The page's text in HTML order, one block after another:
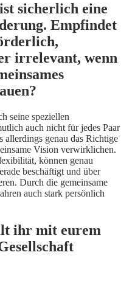
sicherlich eine
Empfindet
irrelevant, wenn
seine speziellen
auch nicht für jedes Paar
allerdings genau das Richtige
Vision verwirklichen.
können genau
beschäftigt und über
Durch die gemeinsame
auch stark persönlich
ihr mit eurem